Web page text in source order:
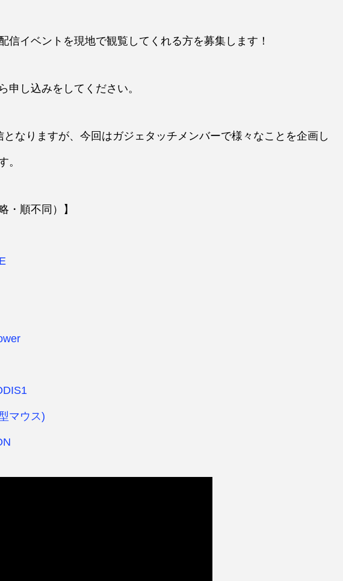
信イベントを現地で観覧してくれる方を募集します！
申し込みをしてください。
なりますが、今回はガジェタッチメンバーで様々なことを企画し
。
・順不同）】
マウス)